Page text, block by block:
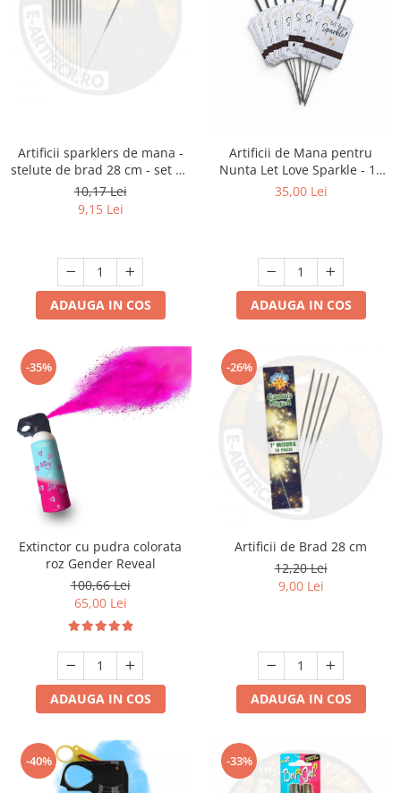
Artificii sparklers de mana -
stelute de brad 28 cm - set 10
buc
10,17 Lei
9,15 Lei
ADAUGA IN COS
Artificii de Mana pentru
Nunta Let Love Sparkle - 10
bucati
35,00 Lei
ADAUGA IN COS
-35%
Extinctor cu pudra colorata
roz Gender Reveal
100,66 Lei
65,00 Lei
ADAUGA IN COS
-26%
Artificii de Brad 28 cm
12,20 Lei
9,00 Lei
ADAUGA IN COS
-40% -33%